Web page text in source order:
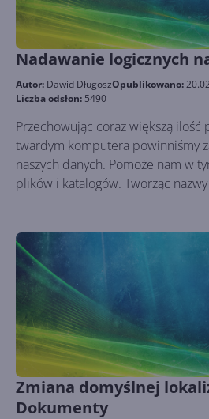
Nadawanie logicznych
Autor: Dawid DługoszOpublikowano:
Liczba odsłon: 5490
Przechowując coraz większą ilość
twardym komputera powinniśmy
naszych danych. Pomoże nam w
plików i katalogów. Tworząc
przykładzie plików muzycznych.
Zmiana domyślnej
Dokumenty